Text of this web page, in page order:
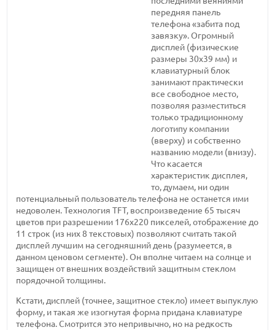
передняя панель
телефона «забита под
завязку». Огромный
дисплей (физические
размеры 30х39 мм) и
клавиатурный блок
занимают практически
все свободное место,
позволяя разместиться
только традиционному
логотипу компании
(вверху) и собственно
названию модели (внизу).
Что касается
характеристик дисплея,
то, думаем, ни один
потенциальный пользователь телефона не останется ими
недоволен. Технология TFT, воспроизведение 65 тысяч
цветов при разрешении 176х220 пикселей, отображение до
11 строк (из них 8 текстовых) позволяют считать такой
дисплей лучшим на сегодняшний день (разумеется, в
данном ценовом сегменте). Он вполне читаем на солнце и
защищен от внешних воздействий защитным стеклом
порядочной толщины.
Кстати, дисплей (точнее, защитное стекло) имеет выпуклую
форму, и такая же изогнутая форма придана клавиатуре
телефона. Смотрится это непривычно, но на редкость